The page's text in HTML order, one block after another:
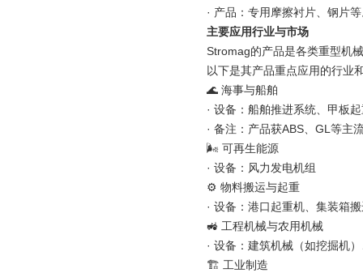
· 产品：专用摩擦衬片、钢片
主要应用行业与市场
Stromag的产品是各类重型机
以下是其产品重点应用的行业
🌊 海事与船舶
· 设备：船舶推进系统、甲板
· 备注：产品获ABS、GL等主
🌬️ 可再生能源
· 设备：风力发电机组
⚙️ 物料搬运与起重
· 设备：港口起重机、集装箱
🚜 工程机械与农用机械
· 设备：建筑机械（如挖掘机
🏗️ 工业制造